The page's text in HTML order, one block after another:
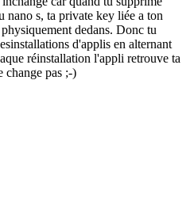
s, ta private key liée a ton
dedans. Donc tu
d'applis en alternant
réinstallation l'appli retrouve ta
change pas ;-)